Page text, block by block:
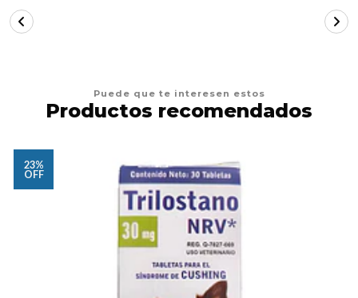
Puede que te interesen estos
Productos recomendados
23%
OFF